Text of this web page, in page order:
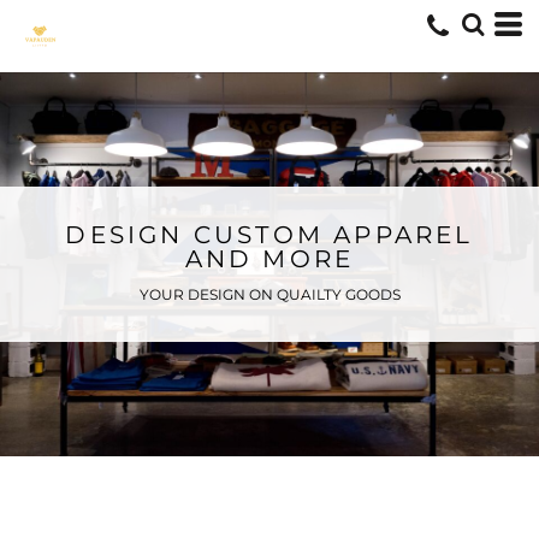
DESIGN CUSTOM APPAREL
AND MORE
YOUR DESIGN ON QUAILTY GOODS